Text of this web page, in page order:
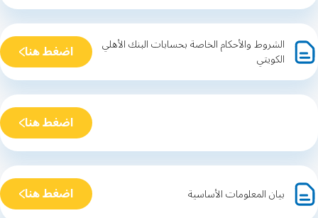
الشروط والأحكام الخاصة بحسابات البنك الأهلي
الكويتي اضغط هنا
اضغط هنا
بيان المعلومات الأساسية اضغط هنا